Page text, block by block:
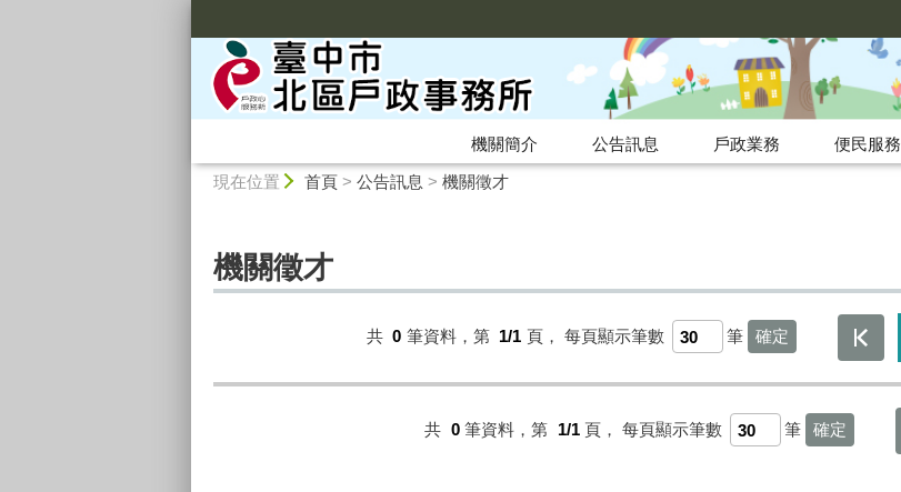
機關簡介 公告訊息 戶政業務 便民服務
現在位置 首頁> 公告訊息 > 機關徵才
機關徵才
共 0 筆資料，第 1/1 頁， 每頁顯示筆數 筆
共 0 筆資料，第 1/1 頁， 每頁顯示筆數 筆